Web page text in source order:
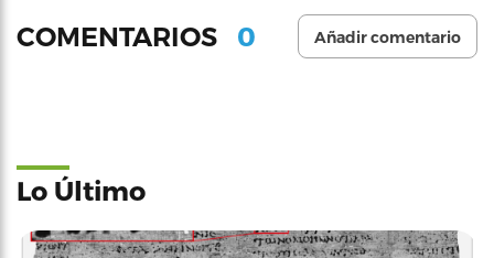
COMENTARIOS 0 Añadir comentario
Lo Último